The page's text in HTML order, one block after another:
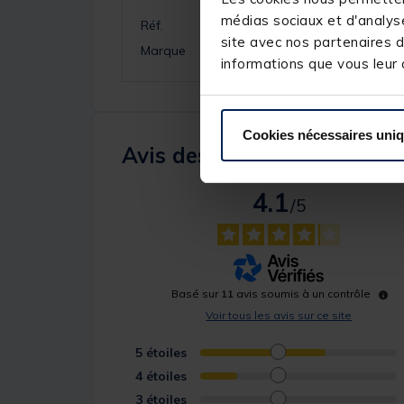
médias sociaux et
site avec nos partenaires
informations que vous
Cookies nécessaires
Réf.
Marque
Avis des pêcheurs
4.1
/5
Basé sur 11 avis soumis à un contrôle
Voir tous les avis sur ce site
5 étoiles
4 étoiles
3 étoiles